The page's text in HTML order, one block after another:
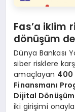
Fas’a iklim
dönüşüm
Dünya Bankası
siber risklere
amaçlayan 400
Finansmanı
Dijital Dönüşüm
iki girişimi